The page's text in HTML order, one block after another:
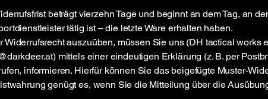
beträgt vierzehn Tage und beginnt an dem Tag, an
tätig ist – die letzte Ware erhalten haben.
Widerrufsrecht auszuüben, müssen Sie uns (DH tactical works
) mittels einer eindeutigen Erklärung (z. B. per
informieren. Hierfür können Sie das beigefügte Muster-
genügt es, wenn Sie die Mitteilung über die